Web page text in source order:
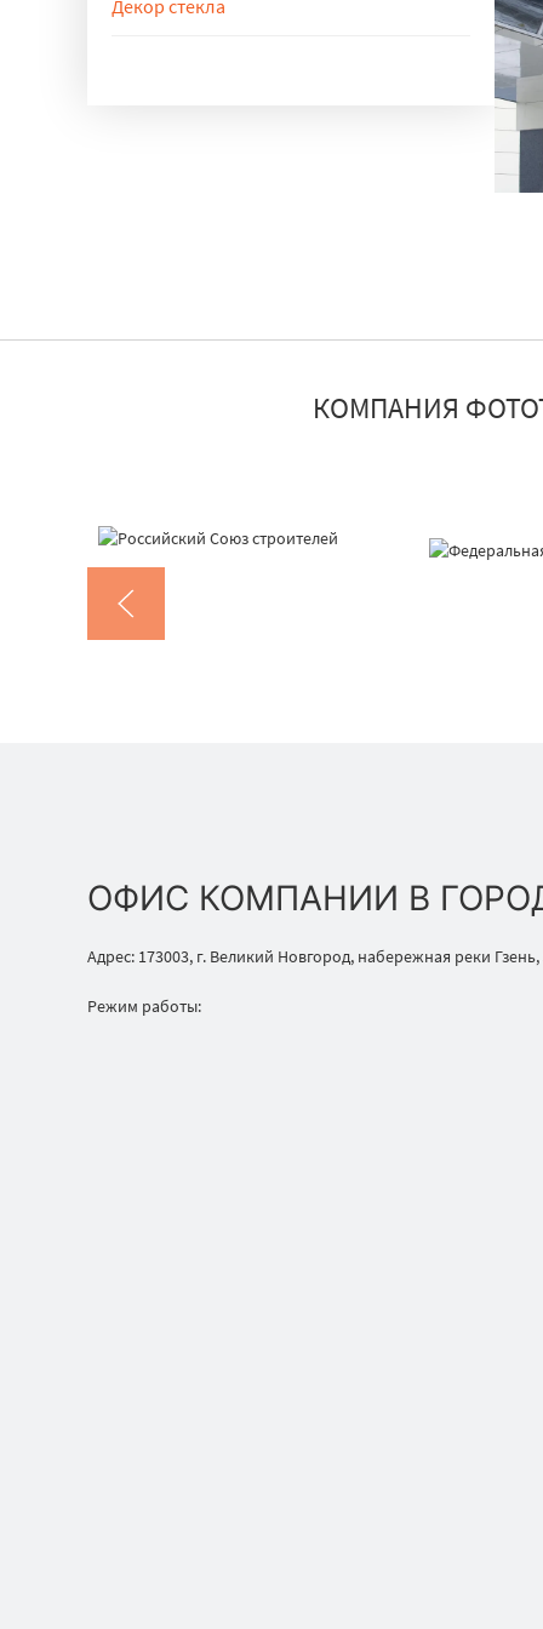
улучшенные звукоизоляционные характеристики.
Декор стекла
КОМПАНИЯ
ОФИС КОМПАНИИ В
Адрес: 173003, г. Великий Новгород, набережная реки Гзень,
Режим работы: